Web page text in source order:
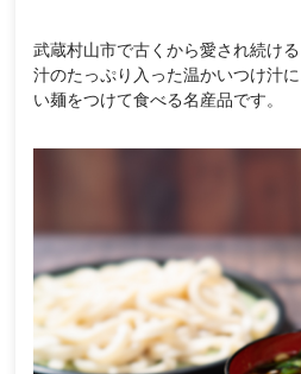
武蔵村山市で古くから愛され続け
汁のたっぷり入った温かいつけ汁
い麺をつけて食べる名産品です。